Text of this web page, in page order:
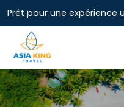
Prêt pour une expérience